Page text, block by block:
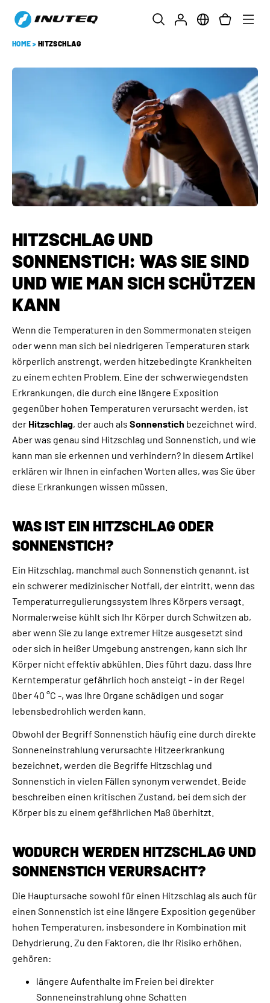
HOME > HITZSCHLAG
HITZSCHLAG UND
SONNENSTICH: WAS SIE SIND
UND WIE MAN SICH SCHÜTZEN
KANN
Wenn die Temperaturen in den Sommermonaten steigen
oder wenn man sich bei niedrigeren Temperaturen stark
körperlich anstrengt, werden hitzebedingte Krankheiten
zu einem echten Problem. Eine der schwerwiegendsten
Erkrankungen, die durch eine längere Exposition
gegenüber hohen Temperaturen verursacht werden, ist
der Hitzschlag, der auch als Sonnenstich bezeichnet wird.
Aber was genau sind Hitzschlag und Sonnenstich, und wie
kann man sie erkennen und verhindern? In diesem Artikel
erklären wir Ihnen in einfachen Worten alles, was Sie über
diese Erkrankungen wissen müssen.
WAS IST EIN HITZSCHLAG ODER
SONNENSTICH?
Ein Hitzschlag, manchmal auch Sonnenstich genannt, ist
ein schwerer medizinischer Notfall, der eintritt, wenn das
Temperaturregulierungssystem Ihres Körpers versagt.
Normalerweise kühlt sich Ihr Körper durch Schwitzen ab,
aber wenn Sie zu lange extremer Hitze ausgesetzt sind
oder sich in heißer Umgebung anstrengen, kann sich Ihr
Körper nicht effektiv abkühlen. Dies führt dazu, dass Ihre
Kerntemperatur gefährlich hoch ansteigt - in der Regel
über 40 °C -, was Ihre Organe schädigen und sogar
lebensbedrohlich werden kann.
Obwohl der Begriff Sonnenstich häufig eine durch direkte
Sonneneinstrahlung verursachte Hitzeerkrankung
bezeichnet, werden die Begriffe Hitzschlag und
Sonnenstich in vielen Fällen synonym verwendet. Beide
beschreiben einen kritischen Zustand, bei dem sich der
Körper bis zu einem gefährlichen Maß überhitzt.
WODURCH WERDEN HITZSCHLAG UND
SONNENSTICH VERURSACHT?
Die Hauptursache sowohl für einen Hitzschlag als auch für
einen Sonnenstich ist eine längere Exposition gegenüber
hohen Temperaturen, insbesondere in Kombination mit
Dehydrierung. Zu den Faktoren, die Ihr Risiko erhöhen,
gehören:
längere Aufenthalte im Freien bei direkter
Sonneneinstrahlung ohne Schatten